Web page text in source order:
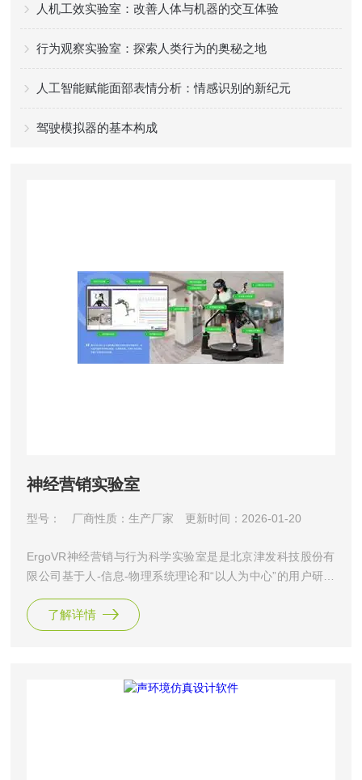
人机工效实验室：改善人体与机器的交互体验
行为观察实验室：探索人类行为的奥秘之地
人工智能赋能面部表情分析：情感识别的新纪元
驾驶模拟器的基本构成
神经营销实验室
型号： 厂商性质：生产厂家 更新时间：2026-01-20
ErgoVR神经营销与行为科学实验室是是北京津发科技股份有
限公司基于人-信息-物理系统理论和“以人为中心”的用户研究
神经营销与行为科学研究实验室。通过结合神经与行为科学研
究方法和虚拟现实技术，实现虚拟现实环境中的定量化营销与
了解详情